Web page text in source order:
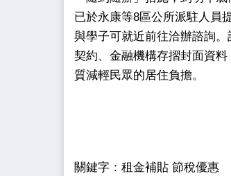
已於永康等8區公所派駐人員
與學子可就近前往洽辦諮詢
契約、金融機構存摺封面資
質減輕民眾的居住負擔。
關鍵字：租金補貼 節稅優惠